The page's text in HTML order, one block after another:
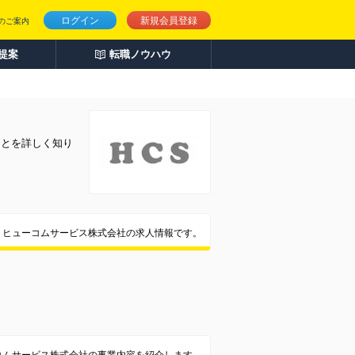
ログイン 新規会員登録
ご案内
案 転職ノウハウ
を詳しく知り
ヒューコムサービス株式会社の求人情報です。